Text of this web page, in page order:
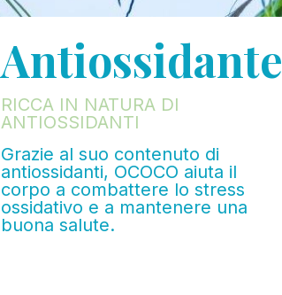
Antiossidante
RICCA IN NATURA DI
ANTIOSSIDANTI
Grazie al suo contenuto di
antiossidanti, OCOCO aiuta il
corpo a combattere lo stress
ossidativo e a mantenere una
buona salute.